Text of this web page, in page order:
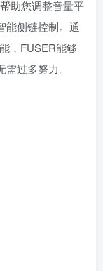
助您调整音量平
能侧链控制。通
，FUSER能够
过多努力。